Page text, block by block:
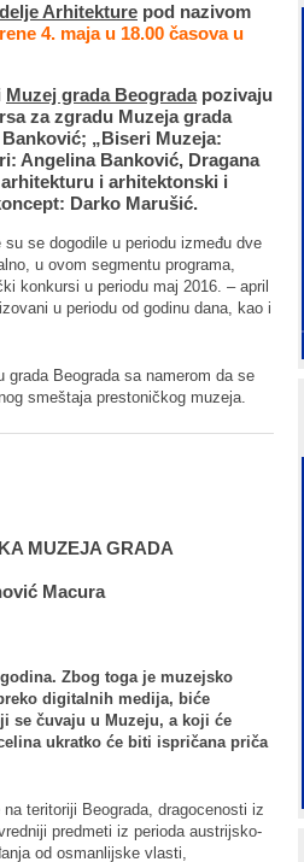
Arhitekture pod nazivom
4. maja u 18.00 časova u
Muzej grada Beogradapozivaju
za zgradu Muzeja grada
„Biseri Muzeja:
Angelina Banković, Dragana
i arhitektonski i
Darko Marušić.
se dogodile u periodu između dve
u ovom segmentu programa,
konkursi u periodu maj 2016. – april
u periodu od godinu dana, kao i
grada Beograda sa namerom da se
smeštaja prestoničkog muzeja.
MUZEJA GRADA
Macura
Zbog toga je muzejsko
digitalnih medija, biće
se čuvaju u Muzeju, a koji će
ukratko će biti ispričana priča
teritoriji Beograda, dragocenosti iz
predmeti iz perioda austrijsko-
od osmanlijske vlasti,